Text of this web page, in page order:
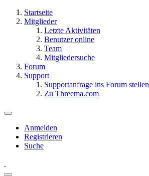
Startseite
Mitglieder
Letzte Aktivitäten
Benutzer online
Team
Mitgliedersuche
Forum
Support
Supportanfrage ins Forum stellen
Zu Threema.com
Anmelden
Registrieren
Suche